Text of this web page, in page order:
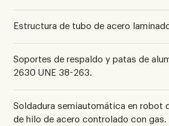
Estructura de tubo de acero
Soportes de respaldo y patas de
2630 UNE 38-263.
Soldadura semiautomática en robot
de hilo de acero controlado con gas.